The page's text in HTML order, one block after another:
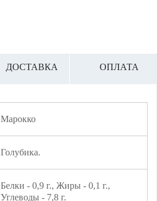
ДОСТАВКА ОПЛАТА
Марокко
Голубика.
Белки - 0,9 г., Жиры - 0,1 г.,
Углеводы - 7,8 г.